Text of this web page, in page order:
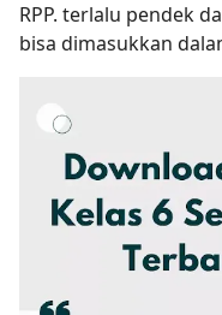
RPP. terlalu pendek
bisa dimasukkan